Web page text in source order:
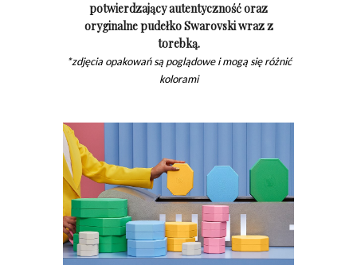
potwierdzający autentyczność oraz
oryginalne pudełko Swarovski wraz z
torebką.
*zdjęcia opakowań są poglądowe i mogą się różnić
kolorami